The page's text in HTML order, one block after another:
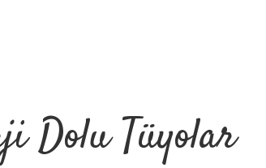
Dolu Tüyolar